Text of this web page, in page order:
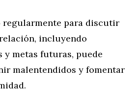
regularmente para discutir
incluyendo
y metas futuras, puede
malentendidos y fomentar